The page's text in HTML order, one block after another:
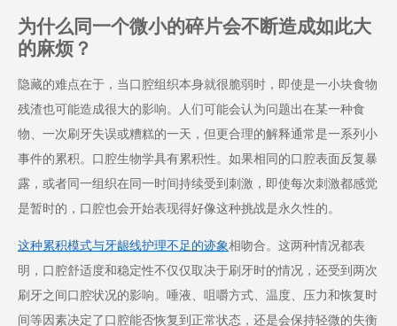
为什么同一个微小的碎片会不断造成如此大
的麻烦？
隐藏的难点在于，当口腔组织本身就很脆弱时，即使是一小块食物
残渣也可能造成很大的影响。人们可能会认为问题出在某一种食
物、一次刷牙失误或糟糕的一天，但更合理的解释通常是一系列小
事件的累积。口腔生物学具有累积性。如果相同的口腔表面反复暴
露，或者同一组织在同一时间持续受到刺激，即使每次刺激都感觉
是暂时的，口腔也会开始表现得好像这种挑战是永久性的。
这种累积模式与牙龈线护理不足的迹象相吻合。这两种情况都表
明，口腔舒适度和稳定性不仅仅取决于刷牙时的情况，还受到两次
刷牙之间口腔状况的影响。唾液、咀嚼方式、温度、压力和恢复时
间等因素决定了口腔能否恢复到正常状态，还是会保持轻微的失衡